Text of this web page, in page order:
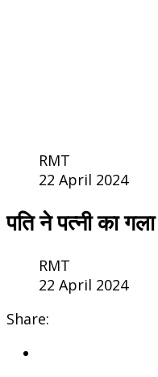
RMT
22 April 2024
पति ने पत्नी का
RMT
22 April 2024
Share: